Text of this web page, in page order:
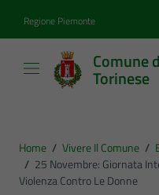
Regione Piemonte
Comune
Torinese
Home / Vivere Il Comune /
/ 25 Novembre: Giornata
Violenza Contro Le Donne